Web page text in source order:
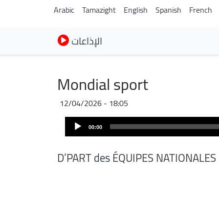
Arabic Tamazight English Spanish French
الإذاعات
Mondial sport
12/04/2026 - 18:05
Audio
Player 00:00
D’PART des ÉQUIPES NATIONALES